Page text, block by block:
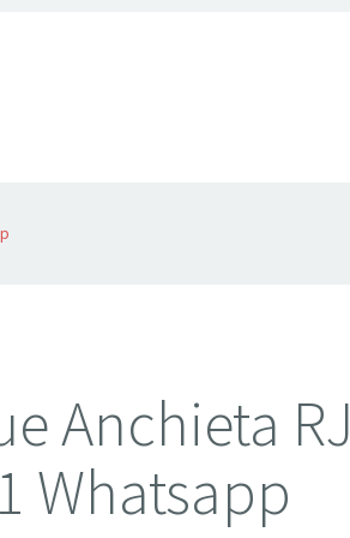
Anchieta RJ
Whatsapp